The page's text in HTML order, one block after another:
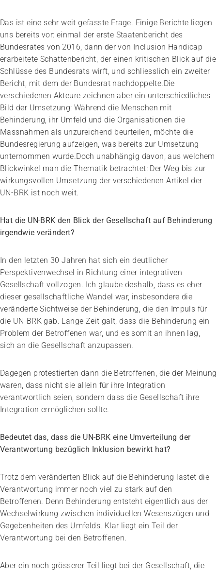
Impuls
Umgang mit verhaltensbezogenen und
Demenz
20.08.2026 online
Das ist eine sehr weit gefasste Frage. Einige Berichte liegen
uns bereits vor: einmal der erste Staatenbericht des
Bundesrates von 2016, dann der von Inclusion Handicap
erarbeitete Schattenbericht, der einen kritischen Blick auf die
Schlüsse des Bundesrats wirft, und schliesslich ein zweiter
Bericht, mit dem der Bundesrat nachdoppelte.Die
verschiedenen Akteure zeichnen aber ein unterschiedliches
Bild der Umsetzung: Während die Menschen mit
Behinderung, ihr Umfeld und die Organisationen die
Massnahmen als unzureichend beurteilen, möchte die
Bundesregierung aufzeigen, was bereits zur Umsetzung
unternommen wurde.Doch unabhängig davon, aus welchem
Blickwinkel man die Thematik betrachtet: Der Weg bis zur
wirkungsvollen Umsetzung der verschiedenen Artikel der
UN-BRK ist noch weit.
Hat die UN-BRK den Blick der Gesellschaft auf Behinderung
irgendwie verändert?
In den letzten 30 Jahren hat sich ein deutlicher
Perspektivenwechsel in Richtung einer integrativen
Gesellschaft vollzogen. Ich glaube deshalb, dass es eher
dieser gesellschaftliche Wandel war, insbesondere die
veränderte Sichtweise der Behinderung, die den Impuls für
die UN-BRK gab. Lange Zeit galt, dass die Behinderung ein
Problem der Betroffenen war, und es somit an ihnen lag,
sich an die Gesellschaft anzupassen.
Dagegen protestierten dann die Betroffenen, die der Meinung
waren, dass nicht sie allein für ihre Integration
verantwortlich seien, sondern dass die Gesellschaft ihre
Integration ermöglichen sollte.
Bedeutet das, dass die UN-BRK eine Umverteilung der
Verantwortung bezüglich Inklusion bewirkt hat?
Trotz dem veränderten Blick auf die Behinderung lastet die
Verantwortung immer noch viel zu stark auf den
Betroffenen. Denn Behinderung entsteht eigentlich aus der
Wechselwirkung zwischen individuellen Wesenszügen und
Gegebenheiten des Umfelds. Klar liegt ein Teil der
Verantwortung bei den Betroffenen.
Aber ein noch grösserer Teil liegt bei der Gesellschaft, die